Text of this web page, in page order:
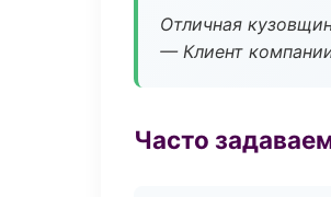
Отличная
— Клиент
Часто